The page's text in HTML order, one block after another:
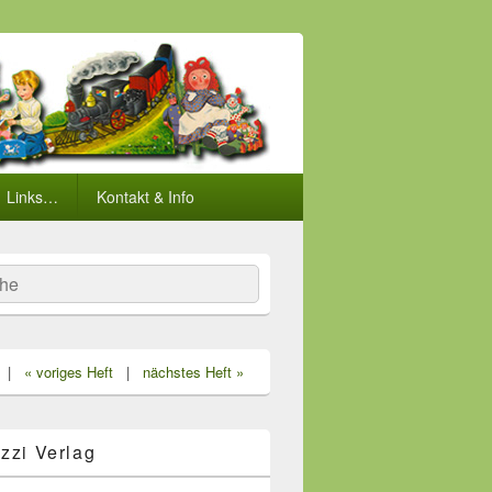
Links… Kontakt & Info
| « voriges Heft | nächstes Heft »
Verlag